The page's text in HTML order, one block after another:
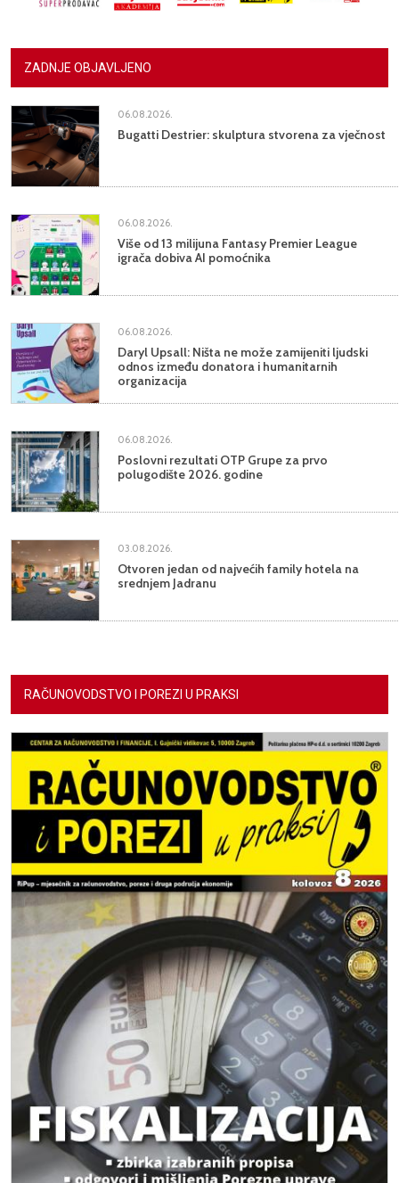
ZADNJE OBJAVLJENO
06.08.2026.
Bugatti Destrier: skulptura stvorena za vječnost
06.08.2026.
Više od 13 milijuna Fantasy Premier League
igrača dobiva AI pomoćnika
06.08.2026.
Daryl Upsall: Ništa ne može zamijeniti ljudski
odnos između donatora i humanitarnih
organizacija
06.08.2026.
Poslovni rezultati OTP Grupe za prvo
polugodište 2026. godine
03.08.2026.
Otvoren jedan od najvećih family hotela na
srednjem Jadranu
RAČUNOVODSTVO I POREZI U PRAKSI